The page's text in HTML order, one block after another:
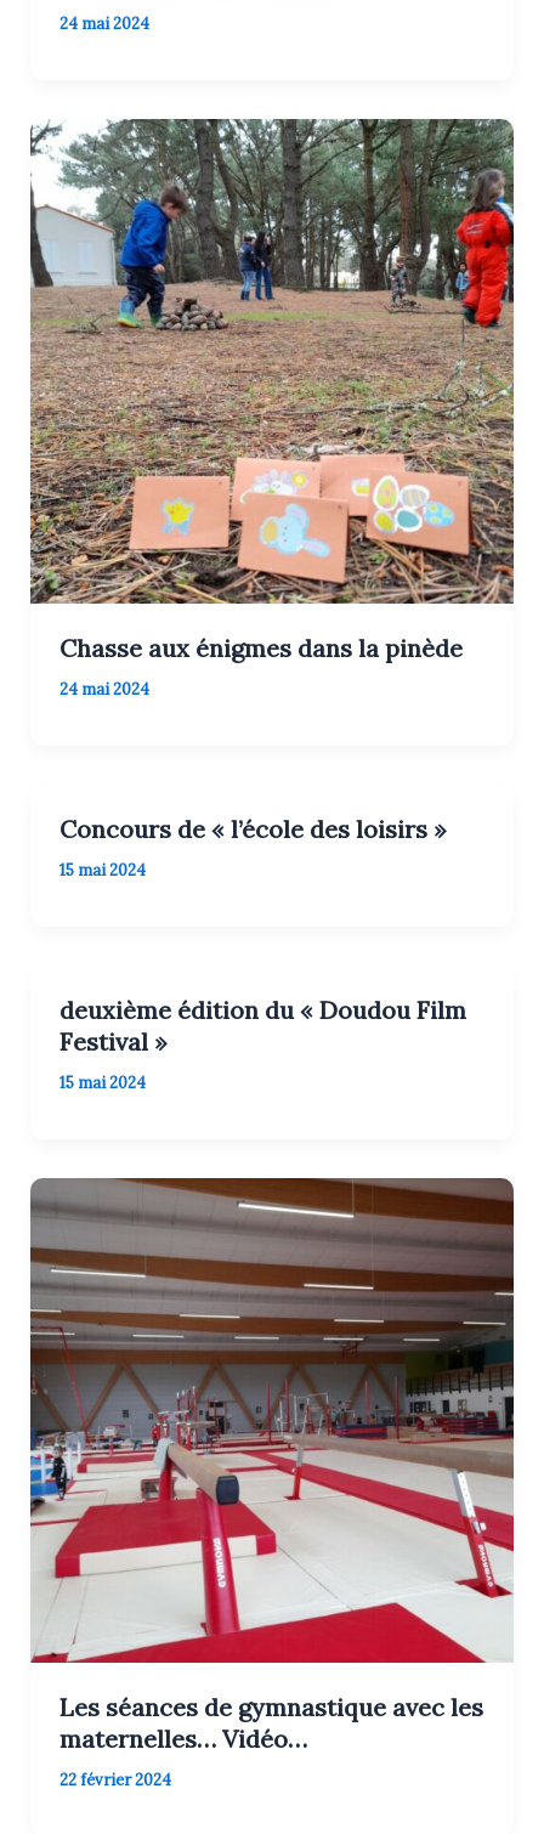
24 mai 2024
Chasse aux énigmes dans la pinède
24 mai 2024
Concours de « l’école des loisirs »
15 mai 2024
deuxième édition du « Doudou Film
Festival »
15 mai 2024
Les séances de gymnastique avec les
maternelles… Vidéo…
22 février 2024